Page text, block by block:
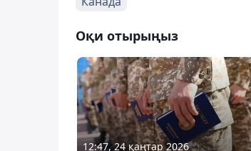
Оқи отырыңыз
12:47, 24 қаңтар 2026